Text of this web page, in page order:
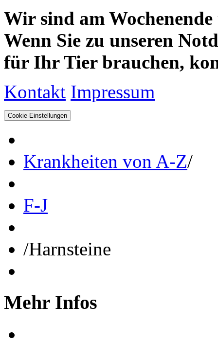
Wir sind am
Wenn Sie zu unseren
für Ihr Tier brauchen,
Kontakt Impressum
Cookie-Einstellungen
Krankheiten von A-Z/
F-J
/Harnsteine
Mehr Infos